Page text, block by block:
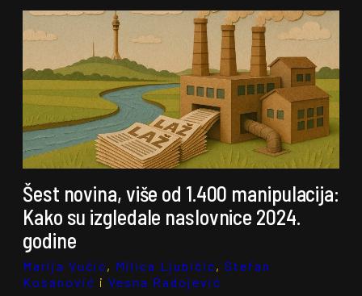
Šest novina, više od 1.400 manipulacija:
Kako su izgledale naslovnice 2024.
godine
Marija Vučić, Milica Ljubičić, Stefan
Kosanović i Vesna Radojević